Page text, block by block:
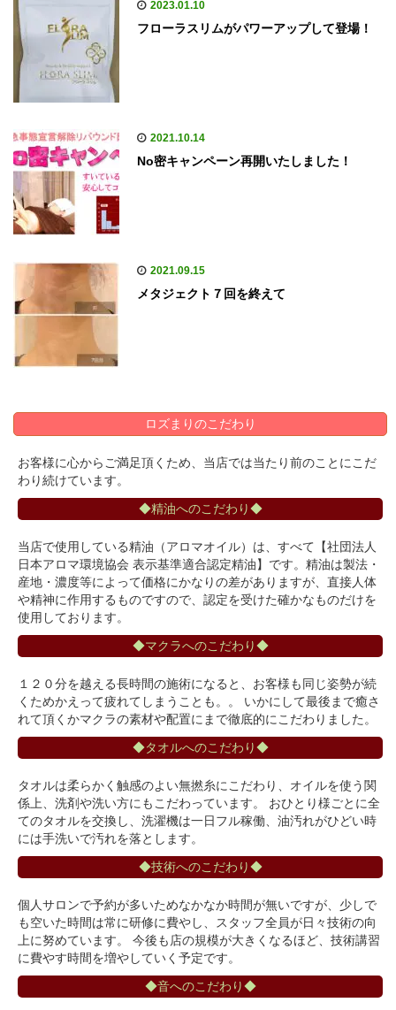
2023.01.10
フローラスリムがパワーアップして登場！
2021.10.14
No密キャンペーン再開いたしました！
2021.09.15
メタジェクト７回を終えて
ロズまりのこだわり
お客様に心からご満足頂くため、当店では当たり前のことにこだ
わり続けています。
◆精油へのこだわり◆
当店で使用している精油（アロマオイル）は、すべて【社団法人
日本アロマ環境協会 表示基準適合認定精油】です。精油は製法・
産地・濃度等によって価格にかなりの差がありますが、直接人体
や精神に作用するものですので、認定を受けた確かなものだけを
使用しております。
◆マクラへのこだわり◆
１２０分を越える長時間の施術になると、お客様も同じ姿勢が続
くためかえって疲れてしまうことも。。 いかにして最後まで癒さ
れて頂くかマクラの素材や配置にまで徹底的にこだわりました。
◆タオルへのこだわり◆
タオルは柔らかく触感のよい無撚糸にこだわり、オイルを使う関
係上、洗剤や洗い方にもこだわっています。 おひとり様ごとに全
てのタオルを交換し、洗濯機は一日フル稼働、油汚れがひどい時
には手洗いで汚れを落とします。
◆技術へのこだわり◆
個人サロンで予約が多いためなかなか時間が無いですが、少しで
も空いた時間は常に研修に費やし、スタッフ全員が日々技術の向
上に努めています。 今後も店の規模が大きくなるほど、技術講習
に費やす時間を増やしていく予定です。
◆音へのこだわり◆